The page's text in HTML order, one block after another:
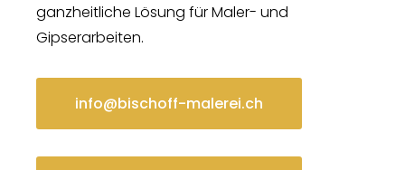
ganzheitliche Lösung für Maler- und
Gipserarbeiten.
info@bischoff-malerei.ch